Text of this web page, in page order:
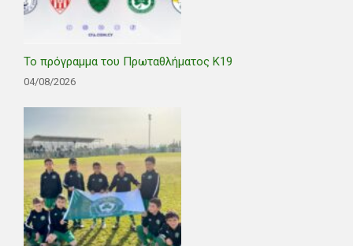
Το πρόγραμμα του Πρωταθλήματος Κ19
04/08/2026